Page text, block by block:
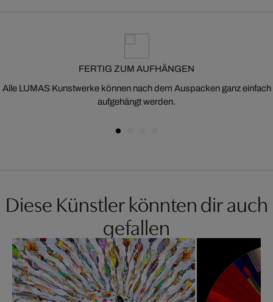
FERTIG ZUM AUFHÄNGEN
Alle LUMAS Kunstwerke können nach dem Auspacken ganz einfach
aufgehängt werden.
Diese Künstler könnten dir auch
gefallen